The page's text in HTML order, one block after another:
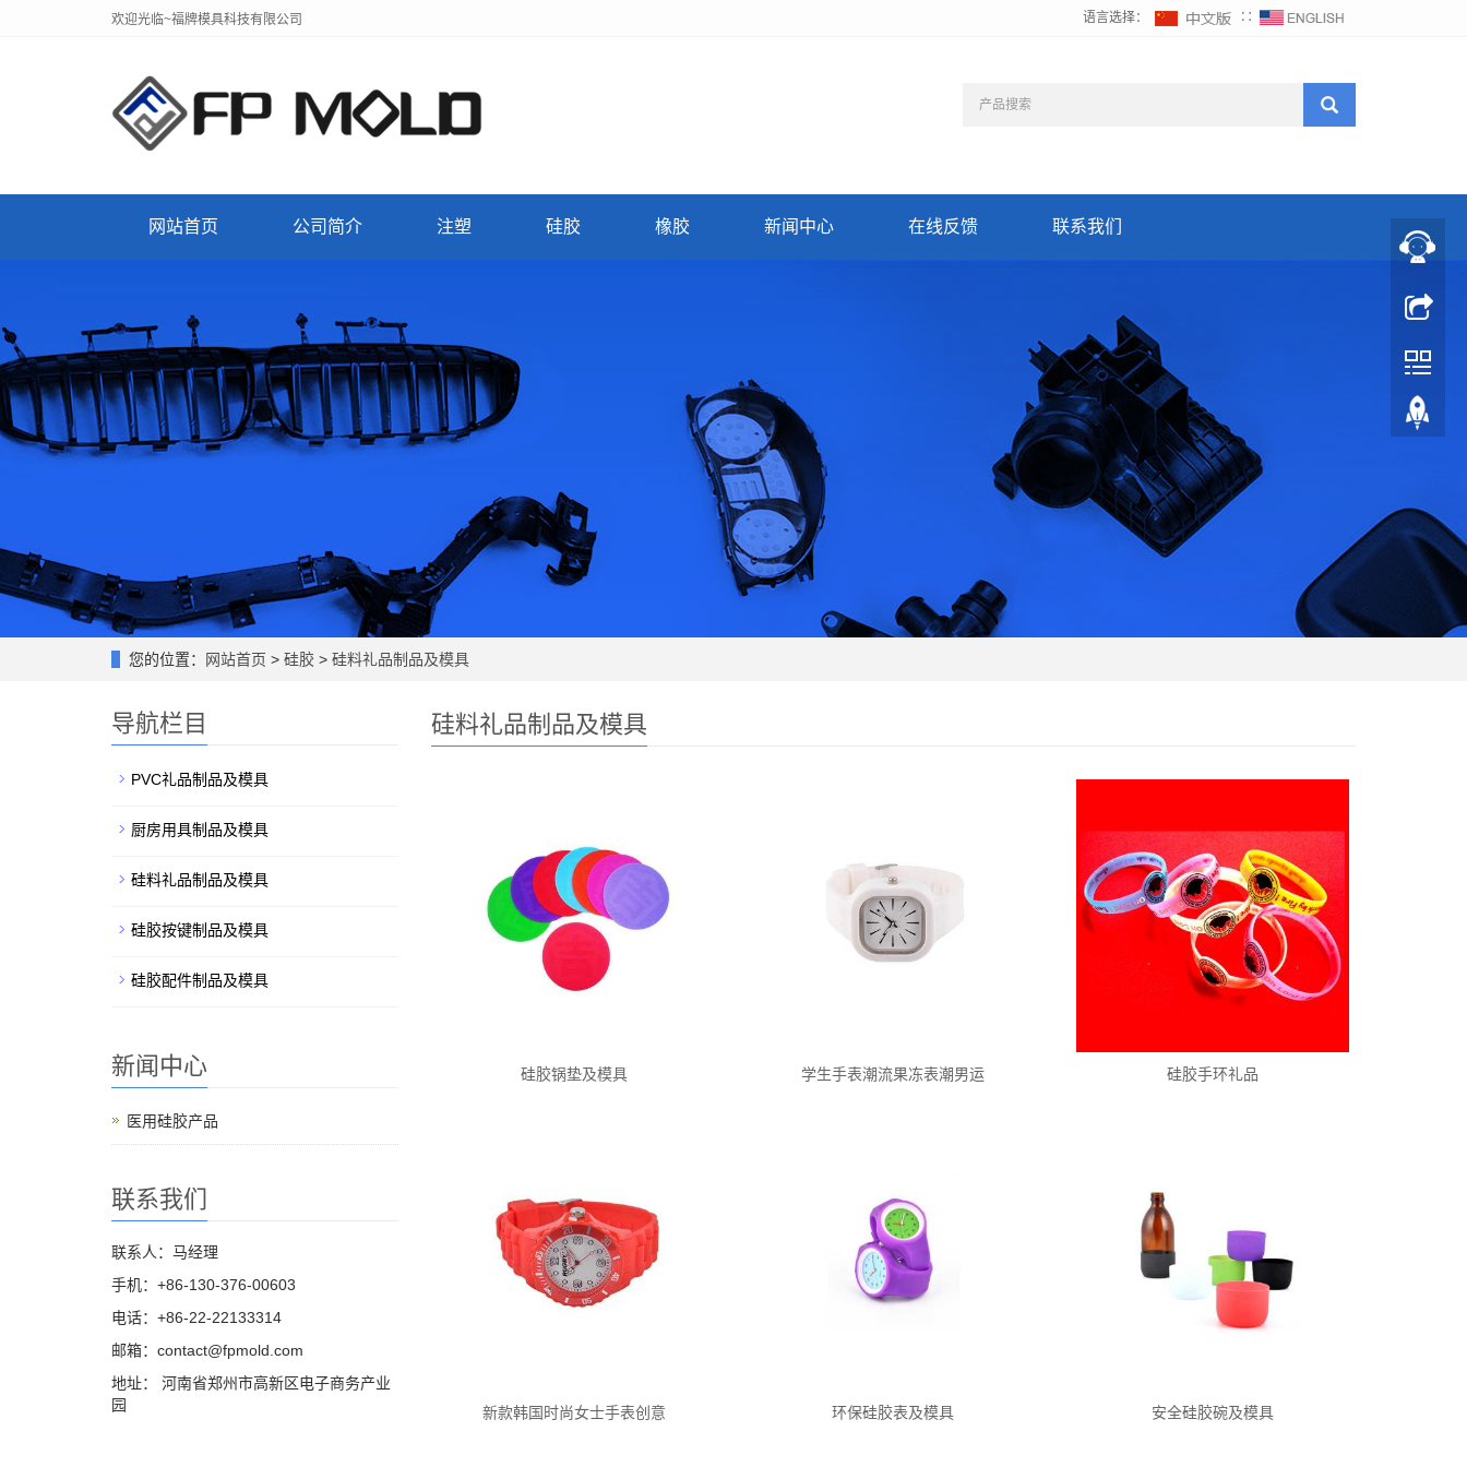
欢迎光临~福牌模具科技有限公司 语言选择： ∷
网站首页 公司简介 注塑 硅胶 橡胶 新闻中心 在线反馈 联系我们
您的位置： 网站首页 > 硅胶 > 硅料礼品制品及模具
硅料礼品制品及模具
硅胶锅垫及模具 学生手表潮流果冻表潮男运 硅胶手环礼品
新款韩国时尚女士手表创意 环保硅胶表及模具 安全硅胶碗及模具
导航栏目
PVC礼品制品及模具
厨房用具制品及模具
硅料礼品制品及模具
硅胶按键制品及模具
硅胶配件制品及模具
新闻中心
医用硅胶产品
联系我们
联系人：马经理
手机：+86-130-376-00603
电话：+86-22-22133314
邮箱： contact@fpmold.com
地址： 河南省郑州市高新区电子商务产业
园